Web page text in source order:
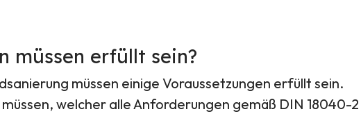
müssen erfüllt sein?
müssen einige Voraussetzungen erfüllt sein.
welcher alle Anforderungen gemäß DIN 18040-2